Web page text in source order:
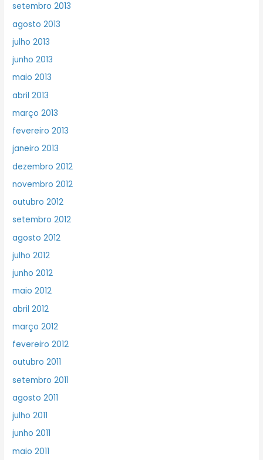
setembro 2013
agosto 2013
julho 2013
junho 2013
maio 2013
abril 2013
março 2013
fevereiro 2013
janeiro 2013
dezembro 2012
novembro 2012
outubro 2012
setembro 2012
agosto 2012
julho 2012
junho 2012
maio 2012
abril 2012
março 2012
fevereiro 2012
outubro 2011
setembro 2011
agosto 2011
julho 2011
junho 2011
maio 2011